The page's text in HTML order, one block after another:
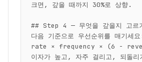
크면, 갚을 때까지 30%로 상향.
## Step 4 — 무엇을 갚을지 고르
다음 기준으로 우선순위를 매기
rate × frequency × (6 -
이자가 높고, 자주 걸리고, 되돌리